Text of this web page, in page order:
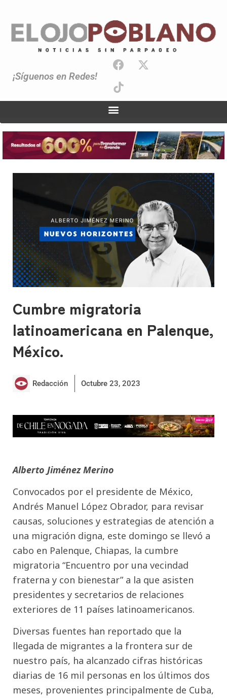
¡Síguenos en Redes!
Cumbre migratoria
latinoamericana en Palenque,
México.
Redacción Octubre 23, 2023
Alberto Jiménez Merino
Convocados por el presidente de México,
Andrés Manuel López Obrador, para revisar
causas, soluciones y estrategias de atención a
una migración digna, este domingo se llevó a
cabo en Palenque, Chiapas, la cumbre
migratoria “Encuentro por una vecindad
fraterna y con bienestar” a la que asisten
presidentes y secretarios de relaciones
exteriores de 11 países latinoamericanos.
Diversas fuentes han reportado que la
llegada de migrantes a la frontera sur de
nuestro país, ha alcanzado cifras históricas
diarias de 16 mil personas en los últimos dos
meses, provenientes principalmente de Cuba,